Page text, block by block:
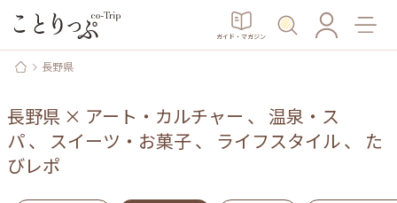
ガイド・マガジン
長野県
長野県 × アート・カルチャー 、 温泉・ス
パ、 スイーツ・お菓子、 ライフスタイル、 た
びレポ